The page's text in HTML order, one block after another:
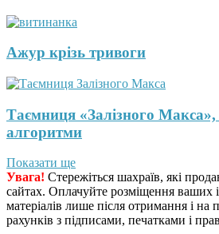
Ажур крізь тривоги
Таємниця «Залізного
алгоритми
Показати ще
Увага! Стережіться шахраїв, які
сайтах. Оплачуйте розміщення ваших
матеріалів лише після отримання і на
рахунків з підписами, печатками і